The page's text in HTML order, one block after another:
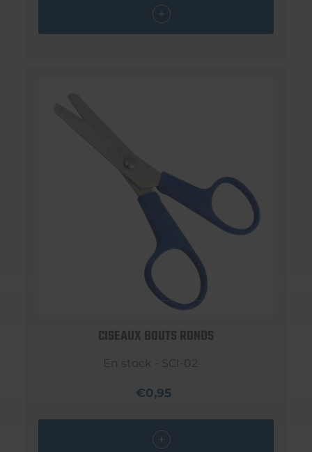
CISEAUX BOUTS RONDS
En stock - SCI-02
€0,95